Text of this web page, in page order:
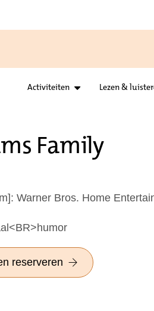
Activiteiten Lezen &
Family
Warner Bros. Home
reserveren